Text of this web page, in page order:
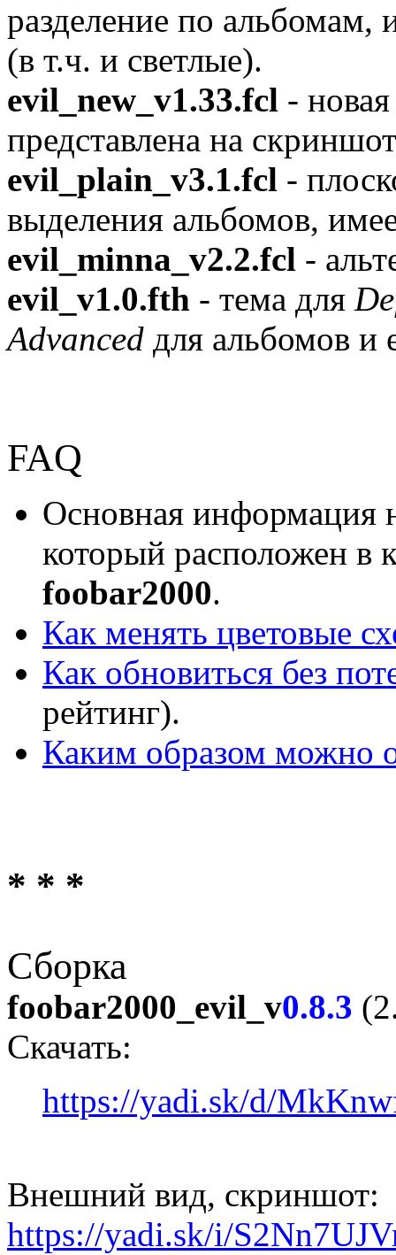
разделение по альбомам,
(в т.ч. и светлые).
evil_new_v1.33.fcl -
представлена на
evil_plain_v3.1.fcl -
выделения альбомов,
evil_minna_v2.2.fcl -
evil_v1.0.fth - тема для
Advanced для альбомов и
FAQ
Основная информация
который расположен в
foobar2000.
Как менять цветовые
Как обновиться без
рейтинг).
Каким образом можно
* * *
Сборка
foobar2000_evil_v0.8.3
Скачать:
https://yadi.sk/d/
Внешний вид, скриншот:
https://yadi.sk/i/